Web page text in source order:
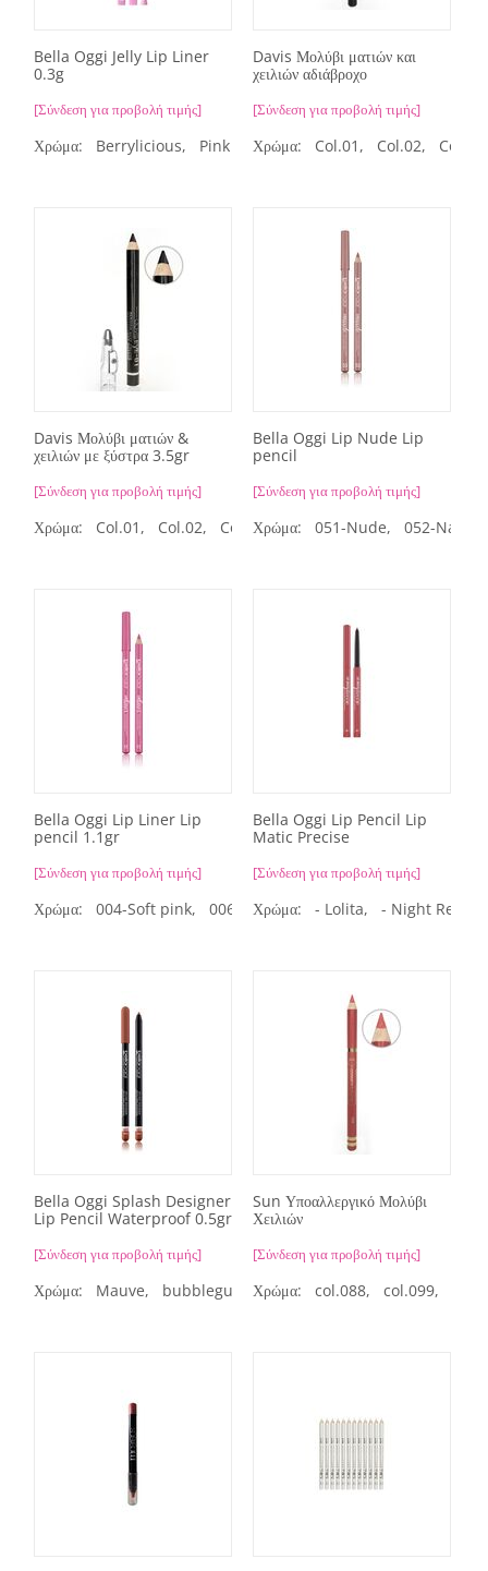
Bella Oggi Jelly Lip Liner
0.3g
[Σύνδεση για προβολή τιμής]
Χρώμα: Berrylicious, Pink Power, Rosewater, Rosewood,
Davis Μολύβι ματιών και
χειλιών αδιάβροχο
[Σύνδεση για προβολή τιμής]
Χρώμα: Col.01, Col.02,
Davis Μολύβι ματιών &
χειλιών με ξύστρα 3.5gr
[Σύνδεση για προβολή τιμής]
Χρώμα: Col.01, Col.02, Col.03, Col.04, Col.05, Col.07,
Bella Oggi Lip Nude Lip
pencil
[Σύνδεση για προβολή τιμής]
Χρώμα: 051-Nude, 052-
Bella Oggi Lip Liner Lip
pencil 1.1gr
[Σύνδεση για προβολή τιμής]
Χρώμα: 004-Soft pink, 006-Red, 008-Purple, 009-Brown,
Bella Oggi Lip Pencil Lip
Matic Precise
[Σύνδεση για προβολή τιμής]
Χρώμα: - Lolita, - Night Red,
Bella Oggi Splash Designer
Lip Pencil Waterproof 0.5gr
[Σύνδεση για προβολή τιμής]
Χρώμα: Mauve, bubblegum, peony, purple, red flower
Sun Υποαλλεργικό Μολύβι
Χειλιών
[Σύνδεση για προβολή τιμής]
Χρώμα: col.088, col.099,